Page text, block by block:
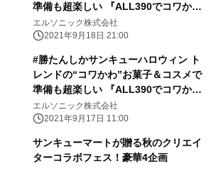
準備も超楽しい 『ALL390でコワかわ
ハロウィン』が9月24日(金) からスタ
ート！
エルソニック株式会社
2021年9月18日 21:00
#勝たんしかサンキューハロウィン ト
レンドの“コワかわ”お菓子＆コスメで
準備も超楽しい 『ALL390でコワかわ
ハロウィン』が9月24日(金) からスタ
ート！
エルソニック株式会社
2021年9月17日 11:00
サンキューマートが贈る秋のクリエイ
ターコラボフェス！豪華4企画